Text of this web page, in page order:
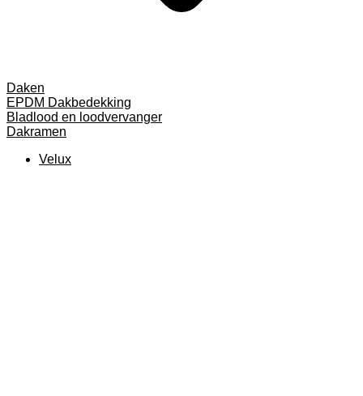
Daken
EPDM Dakbedekking
Bladlood en loodvervanger
Dakramen
Velux